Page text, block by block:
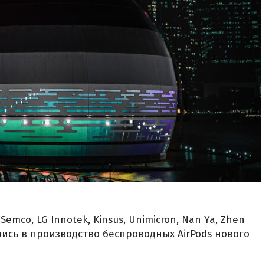
LG Innotek, Kinsus, Unimicron, Nan Ya, Zhen
в производство беспроводных AirPods нового